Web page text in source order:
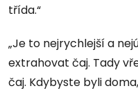
třída.“
„Je to nejrychlejší a
extrahovat čaj. Tady
čaj. Kdybyste byli